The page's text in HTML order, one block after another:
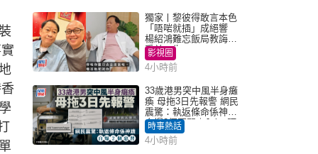
獨家丨黎彼得敢言本色
「唔啱就插」成絕響
楊紹鴻難忘飯局教誨：
受益一生
影視圈
4小時前
33歲港男突中風半身癱
瘓 母拖3日先報警 網民
震驚：執返條命係神蹟
自爆2個惡習｜Juicy叮
時事熱話
4小時前